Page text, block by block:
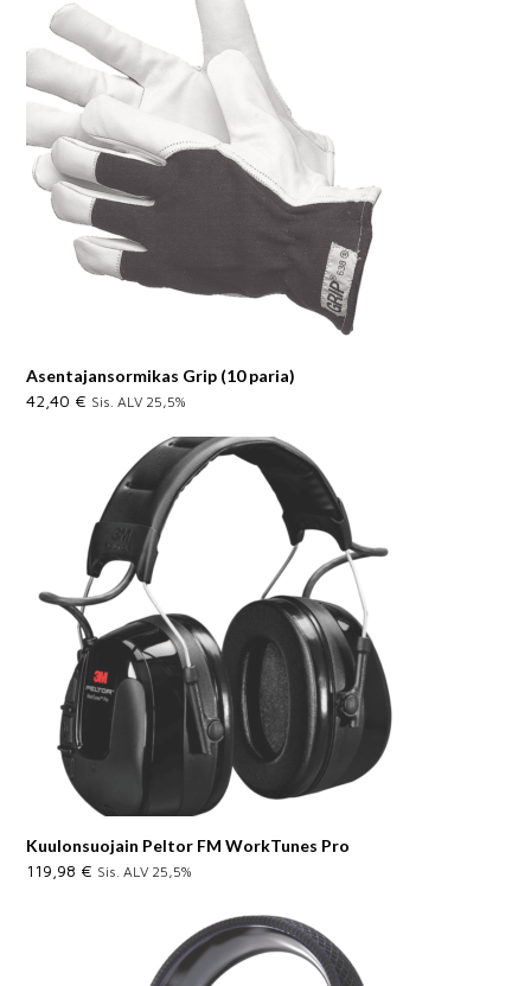
Asentajansormikas Grip (10 paria)
42,40 € Sis. ALV 25,5%
Kuulonsuojain Peltor FM WorkTunes Pro
119,98 € Sis. ALV 25,5%